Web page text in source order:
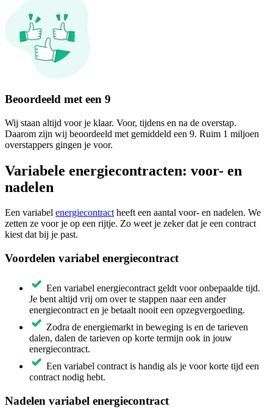
Beoordeeld met een 9
Wij staan altijd voor je klaar. Voor, tijdens en na de overstap.
Daarom zijn wij beoordeeld met gemiddeld een 9. Ruim 1 miljoen
overstappers gingen je voor.
Variabele energiecontracten: voor- en
nadelen
Een variabel energiecontractheeft een aantal voor- en nadelen. We
zetten ze voor je op een rijtje. Zo weet je zeker dat je een contract
kiest dat bij je past.
Voordelen variabel energiecontract
Een variabel energiecontract geldt voor onbepaalde tijd.
Je bent altijd vrij om over te stappen naar een ander
energiecontract en je betaalt nooit een opzegvergoeding.
Zodra de energiemarkt in beweging is en de tarieven
dalen, dalen de tarieven op korte termijn ook in jouw
energiecontract.
Een variabel contract is handig als je voor korte tijd een
contract nodig hebt.
Nadelen variabel energiecontract